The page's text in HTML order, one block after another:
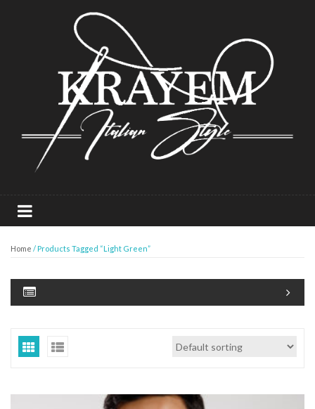
Home / Products Tagged “Light Green”